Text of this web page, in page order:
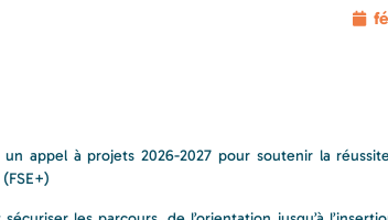
appel à projets 2026-2027 pour soutenir la